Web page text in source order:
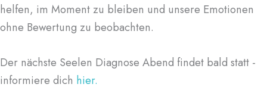
helfen, im Moment zu bleiben und unsere Emotionen
ohne Bewertung zu beobachten.
Der nächste Seelen Diagnose Abend findet bald statt -
informiere dich hier.